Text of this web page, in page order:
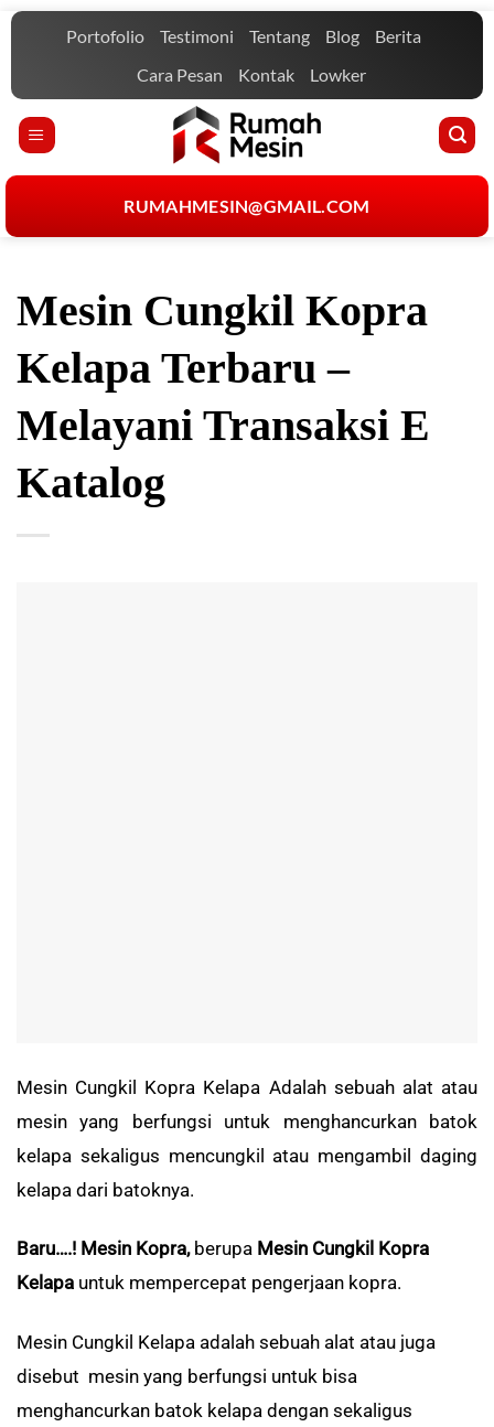
Skip
Portofolio Testimoni Tentang Blog
Berita
Cara Pesan
Kontak Lowker
RUMAHMESIN@GMAIL.COM
Mesin Cungkil Kopra
Kelapa Terbaru –
Melayani Transaksi E
Katalog
Mesin Cungkil Kopra Kelapa Adalah sebuah alat atau
mesin yang berfungsi untuk menghancurkan batok
kelapa sekaligus mencungkil atau mengambil daging
kelapa dari batoknya.
Baru….! Mesin Kopra,berupa Mesin Cungkil Kopra
Kelapa untuk mempercepat pengerjaan kopra.
Mesin Cungkil Kelapa adalah sebuah alat atau juga
disebut mesin yang berfungsi untuk bisa
menghancurkan batok kelapa dengan sekaligus